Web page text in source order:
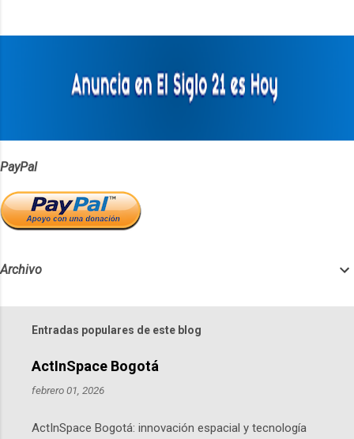
PayPal
Archivo
Entradas populares de este blog
ActInSpace Bogotá
febrero 01, 2026
ActInSpace Bogotá: innovación espacial y tecnología